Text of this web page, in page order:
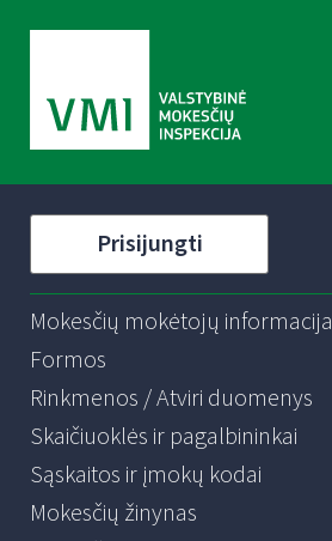
Prisijungti
Mokesčių mokėtojų informacija
Formos
Rinkmenos / Atviri duomenys
Skaičiuoklės ir pagalbininkai
Sąskaitos ir įmokų kodai
Mokesčių žinynas